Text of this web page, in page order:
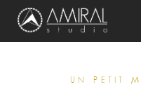
UN PETIT